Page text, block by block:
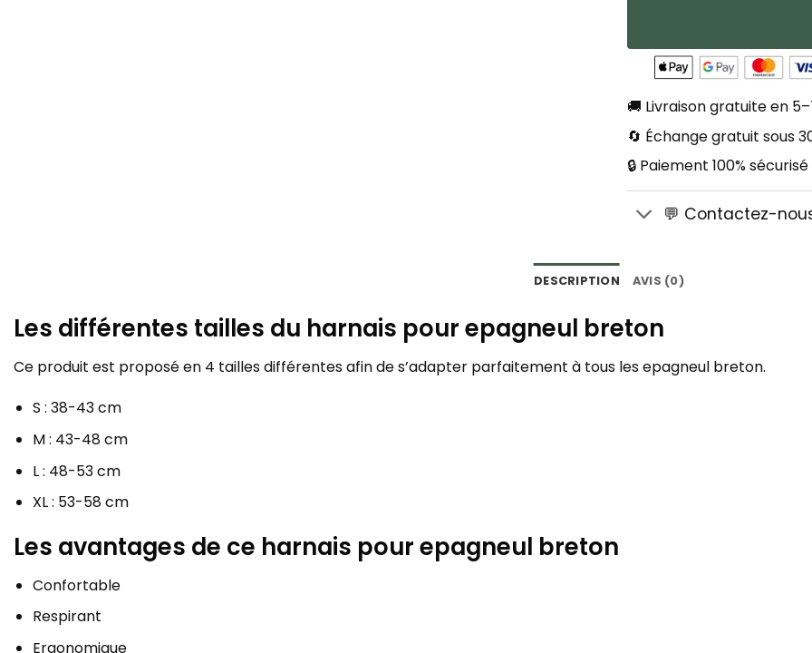
🚚 Livraison gratuite en
🔄 Échange gratuit sous
🔒 Paiement 100% sécurisé
💬 Contactez-
DESCRIPTION AVIS (0)
Les différentes tailles du harnais pour epagneul breton
Ce produit est proposé en 4 tailles différentes afin de s’adapter parfaitement à tous les epagneul breton.
S : 38-43 cm
M : 43-48 cm
L : 48-53 cm
XL : 53-58 cm
Les avantages de ce harnais pour epagneul breton
Confortable
Respirant
Ergonomique